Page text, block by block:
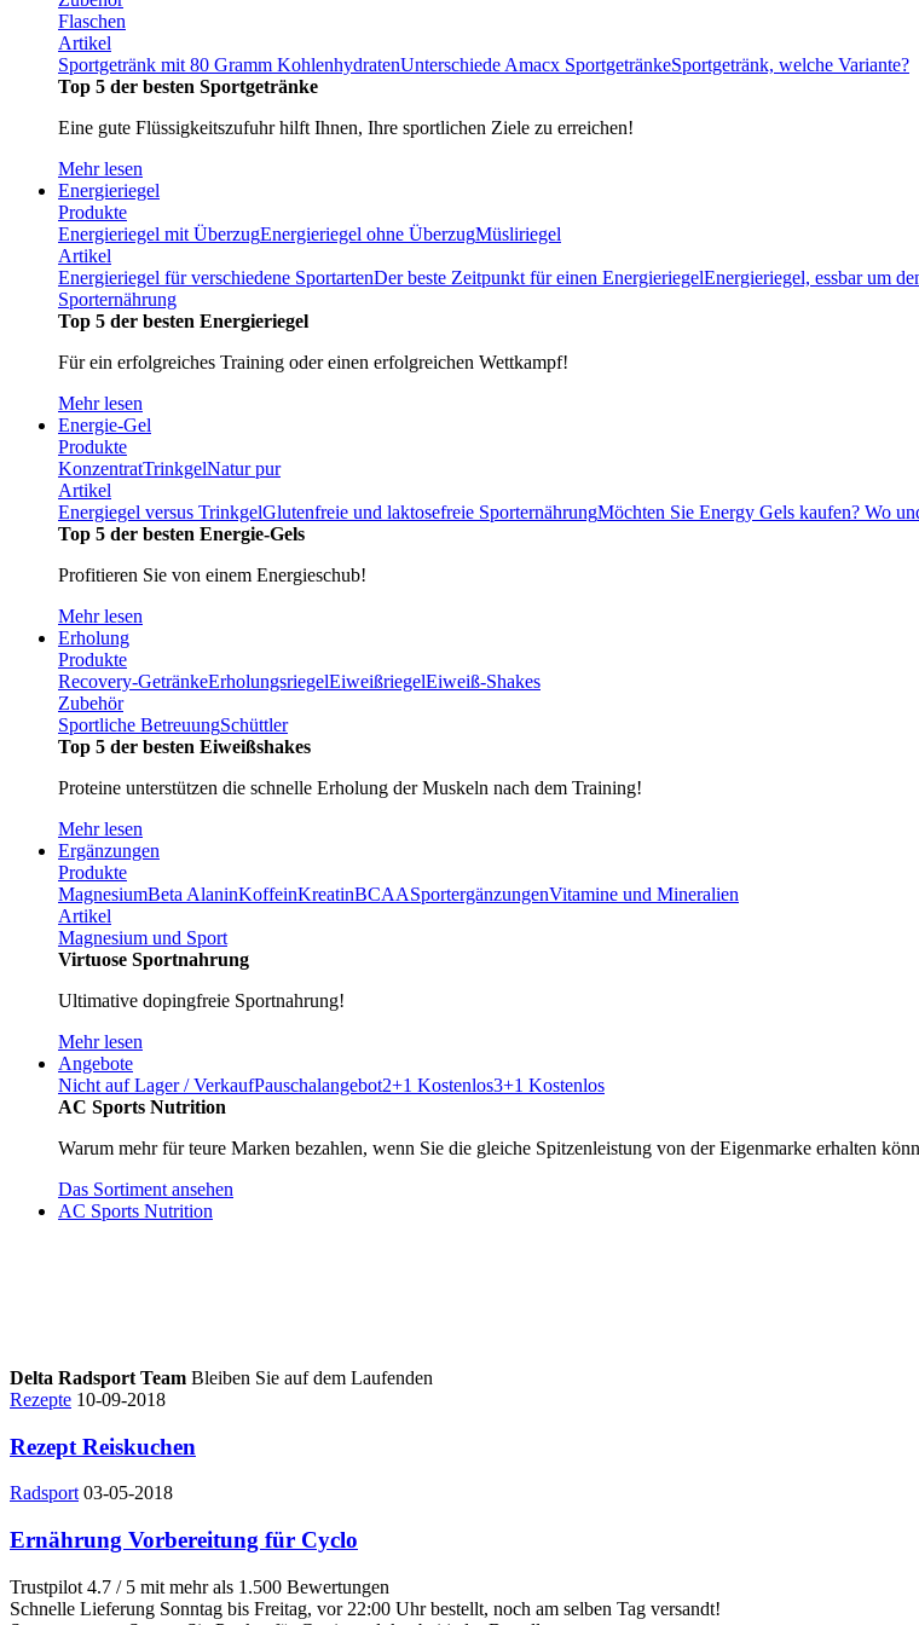
Flaschen
Artikel
Sportgetränk mit 80 Gramm KohlenhydratenUnterschiede Amacx SportgetränkeSportgetränk, welche Variante?
Top 5 der besten Sportgetränke
Eine gute Flüssigkeitszufuhr hilft Ihnen, Ihre sportlichen Ziele zu erreichen!
Mehr lesen
Energieriegel
Produkte
Energieriegel mit ÜberzugEnergieriegel ohne ÜberzugMüsliriegel
Artikel
Energieriegel für verschiedene SportartenDer beste Zeitpunkt für einen EnergieriegelEnergieriegel, essbar um
Sporternährung
Top 5 der besten Energieriegel
Für ein erfolgreiches Training oder einen erfolgreichen Wettkampf!
Mehr lesen
Energie-Gel
Produkte
KonzentratTrinkgelNatur pur
Artikel
Energiegel versus TrinkgelGlutenfreie und laktosefreie SporternährungMöchten Sie Energy Gels kaufen? Wo
Top 5 der besten Energie-Gels
Profitieren Sie von einem Energieschub!
Mehr lesen
Erholung
Produkte
Recovery-GetränkeErholungsriegelEiweißriegelEiweiß-Shakes
Zubehör
Sportliche BetreuungSchüttler
Top 5 der besten Eiweißshakes
Proteine unterstützen die schnelle Erholung der Muskeln nach dem Training!
Mehr lesen
Ergänzungen
Produkte
MagnesiumBeta AlaninKoffeinKreatinBCAASportergänzungenVitamine und Mineralien
Artikel
Magnesium und Sport
Virtuose Sportnahrung
Ultimative dopingfreie Sportnahrung!
Mehr lesen
Angebote
Nicht auf Lager / VerkaufPauschalangebot2+1 Kostenlos3+1 Kostenlos
AC Sports Nutrition
Warum mehr für teure Marken bezahlen, wenn Sie die gleiche Spitzenleistung von der Eigenmarke erhalten
Das Sortiment ansehen
AC Sports Nutrition
Delta Radsport Team Bleiben Sie auf dem Laufenden
Rezepte 10-09-2018
Rezept Reiskuchen
Radsport 03-05-2018
Ernährung Vorbereitung für Cyclo
Trustpilot 4.7 / 5 mit mehr als 1.500 Bewertungen
Schnelle Lieferung Sonntag bis Freitag, vor 22:00 Uhr bestellt, noch am selben Tag versandt!